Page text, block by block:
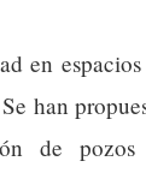
en
han
de pozos